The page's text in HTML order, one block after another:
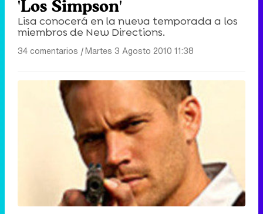
'Los Simpson'
Lisa conocerá en la nueva temporada a los
miembros de New Directions.
34 comentarios |Martes 3 Agosto 2010 11:38